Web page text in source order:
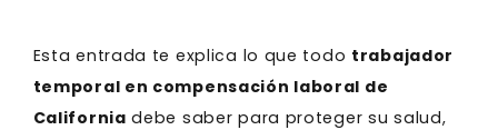
Esta entrada te explica lo que todo trabajador
temporal en compensación laboral de
California debe saber para proteger su salud,